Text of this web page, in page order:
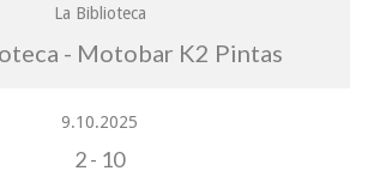
La Biblioteca
- Motobar K2 Pintas
9.10.2025
2- 10